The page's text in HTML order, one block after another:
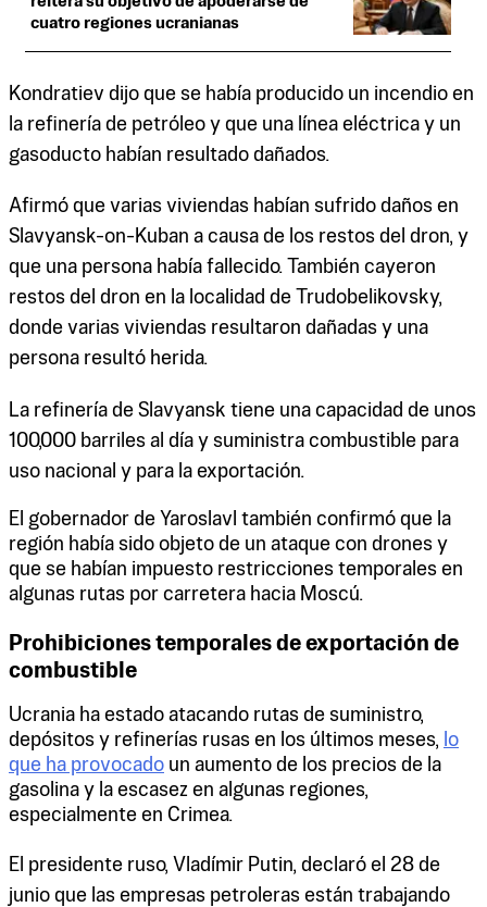
cuatro regiones ucranianas
Kondratiev dijo que se había producido un incendio en
la refinería de petróleo y que una línea eléctrica y un
gasoducto habían resultado dañados.
Afirmó que varias viviendas habían sufrido daños en
Slavyansk-on-Kuban a causa de los restos del dron, y
que una persona había fallecido. También cayeron
restos del dron en la localidad de Trudobelikovsky,
donde varias viviendas resultaron dañadas y una
persona resultó herida.
La refinería de Slavyansk tiene una capacidad de unos
100,000 barriles al día y suministra combustible para
uso nacional y para la exportación.
El gobernador de Yaroslavl también confirmó que la
región había sido objeto de un ataque con drones y
que se habían impuesto restricciones temporales en
algunas rutas por carretera hacia Moscú.
Prohibiciones temporales de exportación de
combustible
Ucrania ha estado atacando rutas de suministro,
depósitos y refinerías rusas en los últimos meses, lo
que ha provocado un aumento de los precios de la
gasolina y la escasez en algunas regiones,
especialmente en Crimea.
El presidente ruso, Vladímir Putin, declaró el 28 de
junio que las empresas petroleras están trabajando